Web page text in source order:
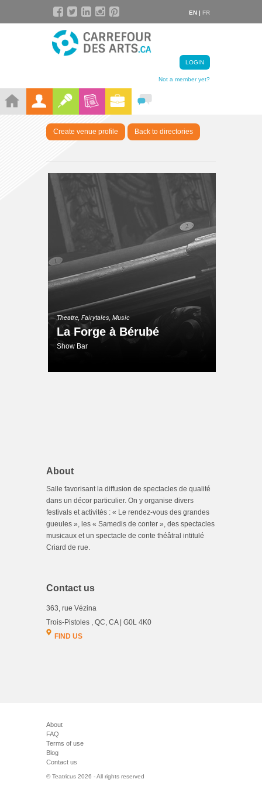
EN | FR
LOGIN
Not a member yet?
Create venue profile Back to directories
Theatre, Fairytales, Music
La Forge à Bérubé
Show Bar
About
Salle favorisant la diffusion de spectacles de qualité
dans un décor particulier. On y organise divers
festivals et activités : « Le rendez-vous des grandes
gueules », les « Samedis de conter », des spectacles
musicaux et un spectacle de conte théâtral intitulé
Criard de rue.
Contact us
363, rue Vézina
Trois-Pistoles , QC, CA | G0L 4K0
FIND US
About
FAQ
Terms of use
Blog
Contact us
© Teatricus 2026 - All rights reserved